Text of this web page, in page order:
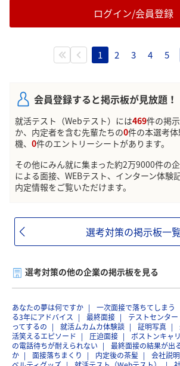
ログイン/会員登録
1 2 3 4 5
会員登録すると掲示板が見放題！
就活テスト（Webテスト）には469件の掲
か、内定者を含む先輩たちの0件の本選考体
機、 0件のエントリーシートがあります。
その他にみん就に集まった約2万9000件の
による面接、WEBテスト、インターン体験
内定情報をご覧いただけます。
選考対策の掲示板一
選考対策の他の企業の掲示板を見る
あなたの夢は何ですか 一次面接で落ちてしまう
る3年にアドバイス
最終面接 テストセンター
ってするの
就活ムカムカ体験談 証明写真
活笑えるエピソード
圧迫面接 ボストンキャ
の電話待ちが耐えられない
最終面接の結果が出
か
面接落ちまくり 内定後の茶髪
会社説